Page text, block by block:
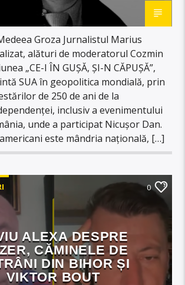
Groza Jurnalistul Marius
alături de moderatorul Cozmin
„CE-I ÎN GUȘĂ, ȘI-N CĂPUȘĂ”,
SUA în geopolitica mondială, prin
de 250 de ani de la
inclusiv a evenimentului
unde a participat Nicușor Dan.
este mândria națională, […]
0
ALEXA DESPRE
CĂMINELE DE
DIN BIHOR ȘI
VIKTOR BOUT